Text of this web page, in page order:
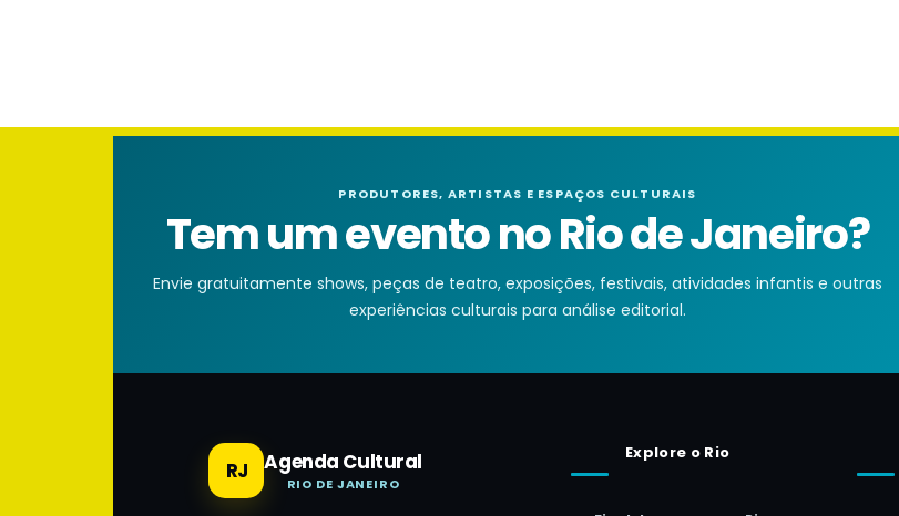
PRODUTORES, ARTISTAS E ESPAÇOS CULTURAIS
Tem um evento no Rio de Janeiro?
Envie gratuitamente shows, peças de teatro, exposições, festivais, atividades infantis e outras
experiências culturais para análise editorial.
RJ Agenda Cultural
RIO DE JANEIRO
Explore o Rio